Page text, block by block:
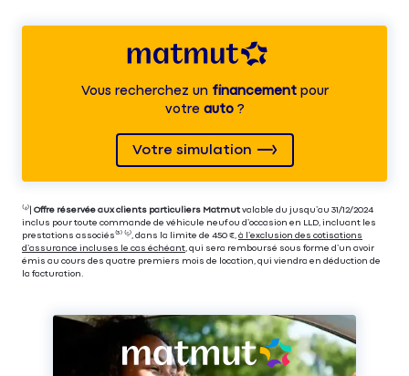
Vous recherchez unfinancementpour
votre auto?
Votre simulation
⁽⁴⁾| Offre réservée aux clients particuliers Matmut valable du jusqu’au 31/12/2024
inclus pour toute commande de véhicule neuf ou d’occasion en LLD, incluant les
prestations associés⁽³⁾ ⁽⁵⁾, dans la limite de 450 €, à l’exclusion des cotisations
d’assurance incluses le cas échéant, qui sera remboursé sous forme d’un avoir
émis au cours des quatre premiers mois de location, qui viendra en déduction de
la facturation.